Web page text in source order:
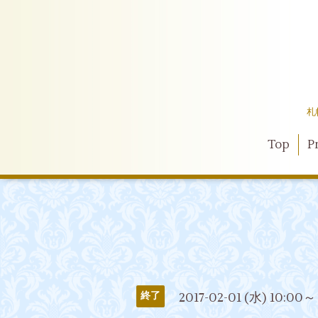
札
Top
終了 2017-02-01 (水) 10:00～